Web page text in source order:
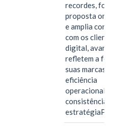
recordes,
proposta
e amplia
com os clientes
digital, avanços
refletem a força
suas marcas, a
eficiência
operacional e a
consistência de